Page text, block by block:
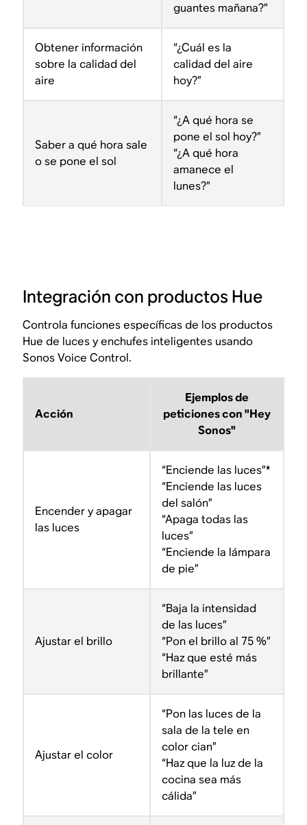
guantes mañana?”
Obtener información
sobre la calidad del
aire
“¿Cuál es la
calidad del aire
hoy?”
Saber a qué hora sale
o se pone el sol
“¿A qué hora se
pone el sol hoy?”
“¿A qué hora
amanece el
lunes?”
Integración con productos Hue
Controla funciones específicas de los productos
Hue de luces y enchufes inteligentes usando
Sonos Voice Control.
Acción
Ejemplos de
peticiones con "Hey
Sonos"
Encender y apagar
las luces
“Enciende las luces”*
“Enciende las luces
del salón”
“Apaga todas las
luces”
“Enciende la lámpara
de pie”
Ajustar el brillo
“Baja la intensidad
de las luces”
“Pon el brillo al 75 %”
“Haz que esté más
brillante”
Ajustar el color
“Pon las luces de la
sala de la tele en
color cian”
“Haz que la luz de la
cocina sea más
cálida”